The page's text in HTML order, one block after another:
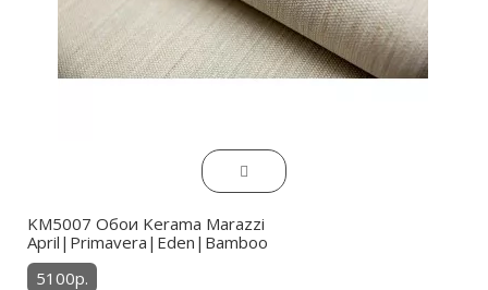
KM5007 Обои Kerama Marazzi
April|Primavera|Eden|Bamboo
5100р.